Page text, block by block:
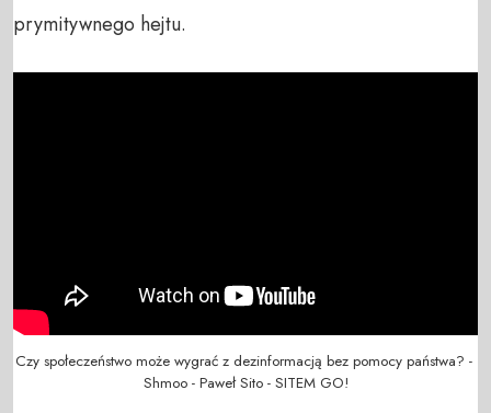
prymitywnego hejtu.
Czy społeczeństwo może wygrać z dezinformacją bez pomocy państwa? -
Shmoo - Paweł Sito - SITEM GO!